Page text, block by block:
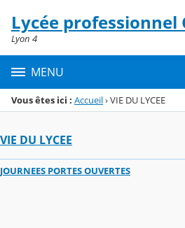
Menu de la rubrique
Contenu
Lycée professionnel
Lyon 4
MENU
Vous êtes ici : Accueil›VIE DU LYCEE
VIE DU LYCEE
JOURNEES PORTES OUVERTES